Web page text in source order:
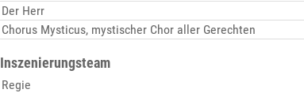
Der Herr
Chorus Mysticus, mystischer Chor aller Gerechten
Inszenierungsteam
Regie